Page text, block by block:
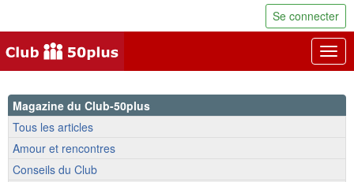
Se connecter
Magazine du Club-50plus
Tous les articles
Amour et rencontres
Conseils du Club